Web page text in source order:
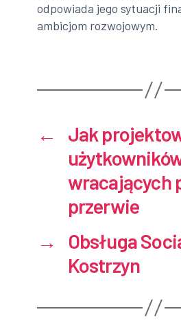
odpowiada jego sytuacji
ambicjom rozwojowym.
←
Jak
wracających
przerwie
→
Obsługa
Kostrzyn